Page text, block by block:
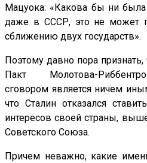
Мацуока: «Какова бы ни
даже в СССР, это не может
сближению двух государств».
Поэтому давно пора
Пакт Молотова-
сговором является ничем
что Сталин отказался
интересов своей страны,
Советского Союза.
Причем неважно, какие